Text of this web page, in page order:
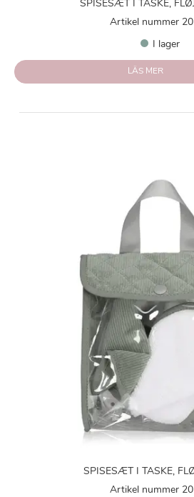
SPISESÆT I TASKE,
Artikel nummer
I lager
LÄS MER
SPISESÆT I TASKE,
Artikel nummer